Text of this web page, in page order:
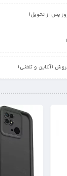
(آنلاین و تلفنی)
31%